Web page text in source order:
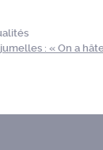
: « On a